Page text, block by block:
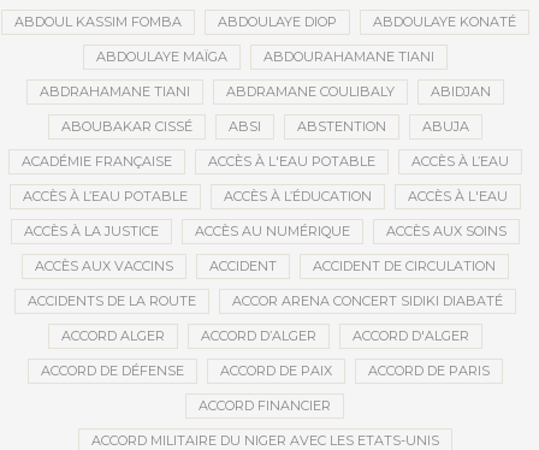
ABDOUL KASSIM FOMBA ABDOULAYE DIOP ABDOULAYE KONATÉ
ABDOULAYE MAÏGA ABDOURAHAMANE TIANI
ABDRAHAMANE TIANI ABDRAMANE COULIBALY ABIDJAN
ABOUBAKAR CISSÉ ABSI ABSTENTION ABUJA
ACADÉMIE FRANÇAISE ACCÈS À L'EAU POTABLE ACCÈS À L’EAU
ACCÈS À L’EAU POTABLE ACCÈS À L’ÉDUCATION ACCÈS À L'EAU
ACCÈS À LA JUSTICE ACCÈS AU NUMÉRIQUE ACCÈS AUX SOINS
ACCÈS AUX VACCINS ACCIDENT ACCIDENT DE CIRCULATION
ACCIDENTS DE LA ROUTE ACCOR ARENA CONCERT SIDIKI DIABATÉ
ACCORD ALGER ACCORD D’ALGER ACCORD D'ALGER
ACCORD DE DÉFENSE ACCORD DE PAIX ACCORD DE PARIS
ACCORD FINANCIER
ACCORD MILITAIRE DU NIGER AVEC LES ETATS-UNIS